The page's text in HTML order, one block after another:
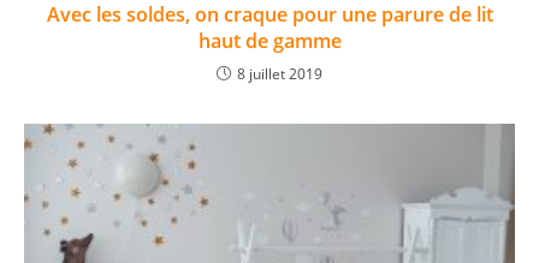
Avec les soldes, on craque pour une parure de lit
haut de gamme
8 juillet 2019